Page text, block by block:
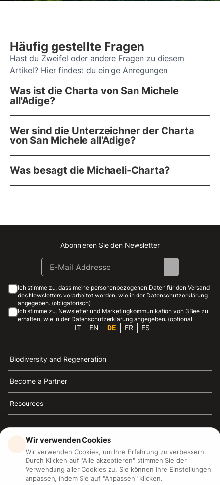
Häufig gestellte Fragen
Hast du Zweifel oder andere Fragen zu diesem
Artikel? Hier findest du einige Anregungen
Was ist die Charta von San Michele
all'Adige?
Wer sind die Unterzeichner der Charta
von San Michele all'Adige?
Was besagt die Michaeli-Charta?
Instagram
Facebook
Linkedin
Youtube
Abonnieren Sie den Newsletter
Ich stimme zu, dass meine personenbezogenen Daten für den Versand
des Newsletters verarbeitet werden, wie in der Datenschutzerklärung
angegeben. (obligatorisch)
Ich stimme zu, Newsletter und Marketingkommunikation von 3Bee zu
erhalten, wie in der Datenschutzerklärung angegeben. (optional)
IT EN DE FR ES
Biodiversity and Regeneration
Become a Partner
Resources
3Bee ist die Referenz für Nachhaltigkeit, Bienenschutz
und Biodiversität
Wir verwenden Cookies
Wir verwenden Cookies, um Ihre Erfahrung zu verbessern.
Durch Klicken auf "Alle akzeptieren" stimmen Sie der
Verwendung aller Cookies zu. Sie können Ihre Einstellungen
anpassen, indem Sie auf "Anpassen" klicken.